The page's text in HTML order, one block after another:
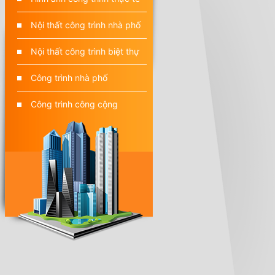
Nội thất công trình nhà phố
Nội thất công trình biệt thự
Công trình nhà phố
Công trình công cộng